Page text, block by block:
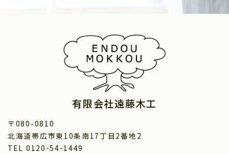
有限会社遠藤木工
〒080-0810
北海道帯広市東10条南17丁目2番地2
TEL 0120-54-1449